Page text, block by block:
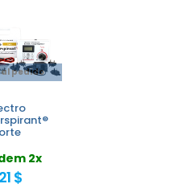
pedido
2x
$